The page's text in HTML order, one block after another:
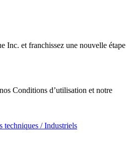
Inc. et franchissez une nouvelle étape
Conditions d’utilisation et notre
techniques / Industriels